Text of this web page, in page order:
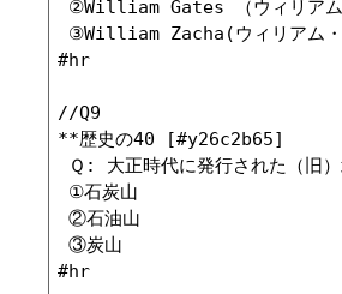
②William Gates （ウィリアム
③William Zacha(ウィリアム・
#hr
//Q9
**歴史の40 [#y26c2b65]
Ｑ: 大正時代に発行された（旧
①石炭山
②石油山
③炭山
#hr